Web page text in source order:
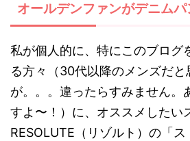
オールデンファンがデニム
私が個人的に、特にこのブログ
る方々（30代以降のメンズだと
が。。。違ったらすみません。
すよ〜！）に、オススメしたい
RESOLUTE（リゾルト）の「